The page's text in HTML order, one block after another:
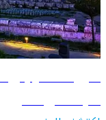
دليل السفر إلى
تعرّف على عمّان